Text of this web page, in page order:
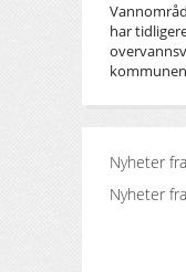
har
Nyheter fra
Nyheter fra